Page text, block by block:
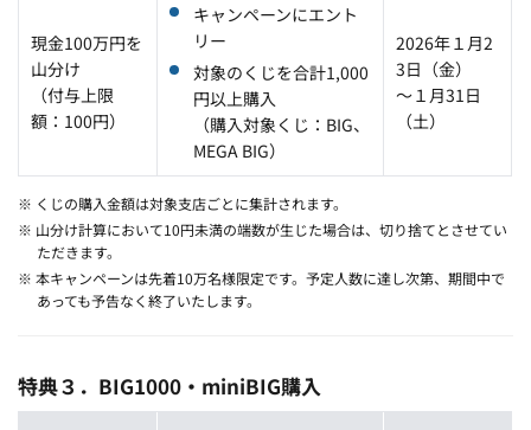
現金100万円を
山分け
（付与上限
額：100円）
キャンペーンにエント
リー
対象のくじを合計1,000
円以上購入
（購入対象くじ：BIG、
MEGA BIG）
2026年１月2
3日（金）
～１月31日
（土）
※ くじの購入金額は対象支店ごとに集計されます。
※ 山分け計算において10円未満の端数が生じた場合は、切り捨てとさせてい
ただきます。
※ 本キャンペーンは先着10万名様限定です。予定人数に達し次第、期間中で
あっても予告なく終了いたします。
特典３．BIG1000・miniBIG購入